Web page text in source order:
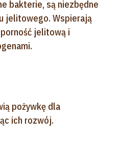
bakterie, są niezbędne
jelitowego. Wspierają
jelitową i
pożywkę dla
ich rozwój.